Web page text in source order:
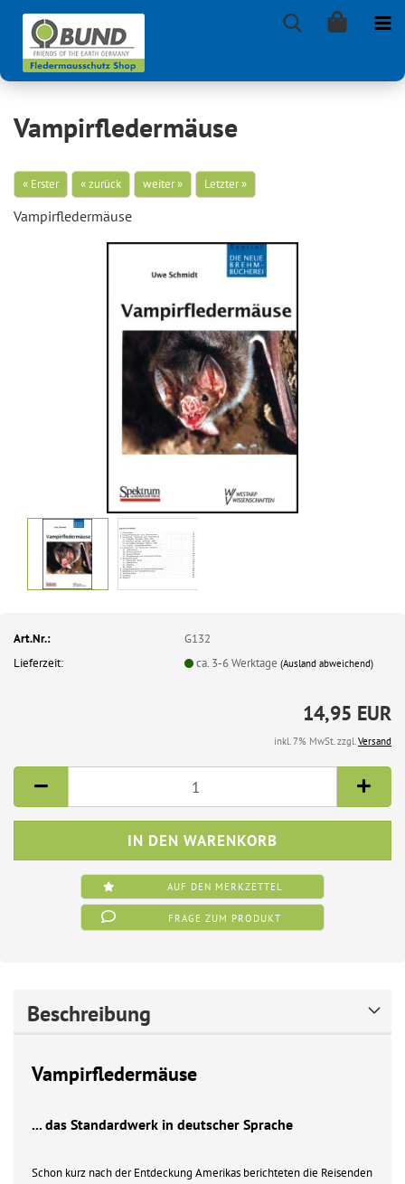
Vampirfledermäuse
« Erster « zurück weiter » Letzter »
Vam­pir­fle­der­mäu­se
Art.Nr.:
G132
Lieferzeit:
ca. 3-6 Werktage(Ausland abweichend)
14,95 EUR
inkl. 7% MwSt. zzgl.Versand
AUF DEN MERKZETTEL
FRAGE ZUM PRODUKT
Beschreibung
Vampirfledermäuse
... das Standardwerk in deutscher Sprache
Schon kurz nach der Entdeckung Amerikas berichteten die Reisenden